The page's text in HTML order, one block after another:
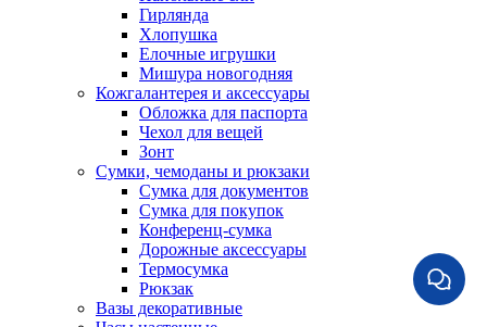
Гирлянда
Хлопушка
Елочные игрушки
Мишура новогодняя
Кожгалантерея и аксессуары
Обложка для паспорта
Чехол для вещей
Зонт
Сумки, чемоданы и рюкзаки
Сумка для документов
Сумка для покупок
Конференц-сумка
Дорожные аксессуары
Термосумка
Рюкзак
Вазы декоративные